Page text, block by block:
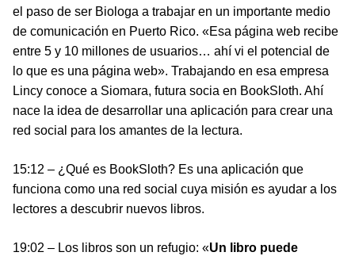
el paso de ser Biologa a trabajar en un importante medio
de comunicación en Puerto Rico. «Esa página web recibe
entre 5 y 10 millones de usuarios… ahí vi el potencial de
lo que es una página web». Trabajando en esa empresa
Lincy conoce a Siomara, futura socia en BookSloth. Ahí
nace la idea de desarrollar una aplicación para crear una
red social para los amantes de la lectura.
15:12 – ¿Qué es BookSloth? Es una aplicación que
funciona como una red social cuya misión es ayudar a los
lectores a descubrir nuevos libros.
19:02 – Los libros son un refugio: «Un libro puede